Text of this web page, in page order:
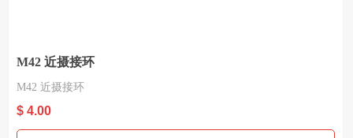
M42 近摄接环
M42 近摄接环
$ 4.00